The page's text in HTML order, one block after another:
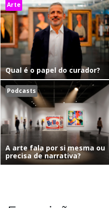
Arte
Qual é o papel do curador?
Podcasts
A arte fala por si mesma ou
precisa de narrativa?